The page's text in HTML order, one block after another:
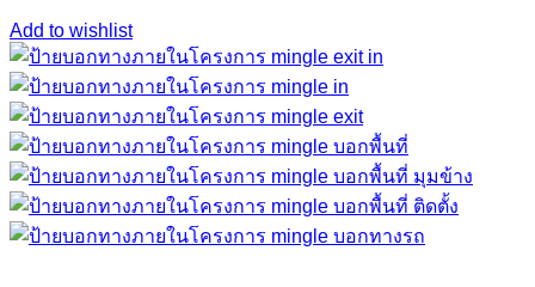
Add to wishlist